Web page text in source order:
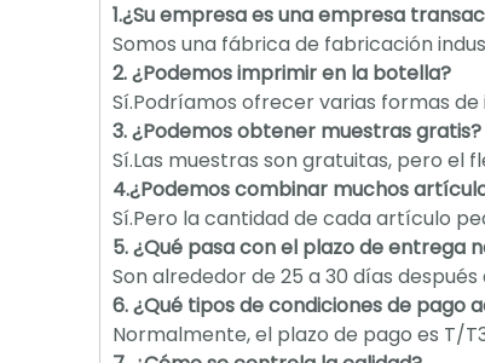
1.¿Su empresa es una empresa
Somos una fábrica de fabricación
2. ¿Podemos imprimir en la botella?
Sí.Podríamos ofrecer varias formas de
3. ¿Podemos obtener muestras gratis?
Sí.Las muestras son gratuitas, pero
4.¿Podemos combinar muchos
Sí.Pero la cantidad de cada artículo
5. ¿Qué pasa con el plazo de entrega
Son alrededor de 25 a 30 días
6. ¿Qué tipos de condiciones de pago
Normalmente, el plazo de pago es T/